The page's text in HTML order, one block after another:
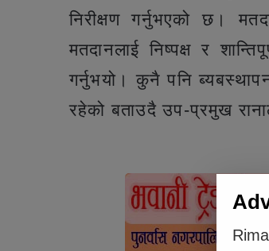
निरीक्षण गर्नुभएको छ।
मतदानलाई निष्पक्ष र
गर्नुभयो। कुनै पनि
रहेको बताउदै उप-प्रमुख